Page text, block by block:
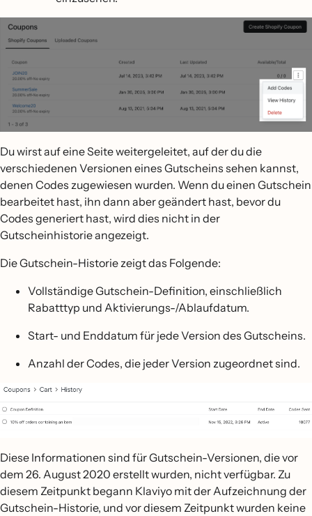
Du wirst auf eine Seite weitergeleitet, auf der du die
verschiedenen Versionen eines Gutscheins sehen kannst,
denen Codes zugewiesen wurden. Wenn du einen Gutschein
bearbeitet hast, ihn dann aber geändert hast, bevor du
Codes generiert hast, wird dies nicht in der
Gutscheinhistorie angezeigt.
Die Gutschein-Historie zeigt das Folgende:
Vollständige Gutschein-Definition, einschließlich
Rabatttyp und Aktivierungs-/Ablaufdatum.
Start- und Enddatum für jede Version des Gutscheins.
Anzahl der Codes, die jeder Version zugeordnet sind.
Diese Informationen sind für Gutschein-Versionen, die vor
dem 26. August 2020 erstellt wurden, nicht verfügbar. Zu
diesem Zeitpunkt begann Klaviyo mit der Aufzeichnung der
Gutschein-Historie, und vor diesem Zeitpunkt wurden keine